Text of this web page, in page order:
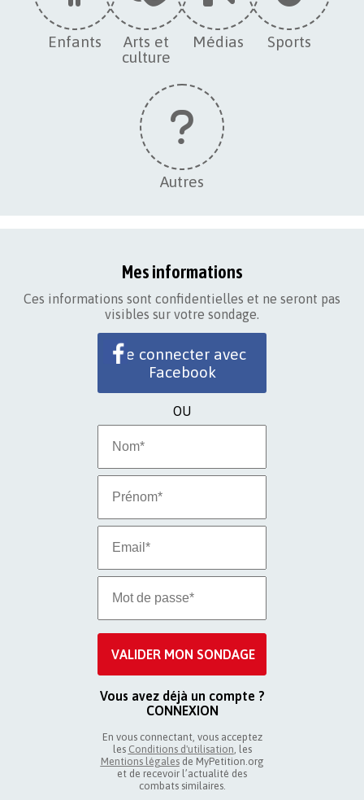
Enfants
Arts et
culture
Médias Sports
Autres
Mes informations
Ces informations sont confidentielles et ne seront pas
visibles sur votre sondage.
Se connecter avec
Facebook
OU
Vous avez déjà un compte ?
CONNEXION
En vous connectant, vous acceptez
les Conditions d'utilisation, les
Mentions légalesde MyPetition.org
et de recevoir l’actualité des
combats similaires.